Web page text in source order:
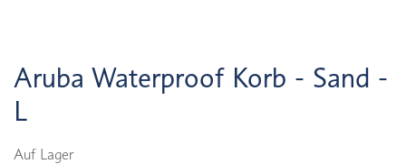
Aruba Waterproof Korb - Sand -
L
Auf Lager